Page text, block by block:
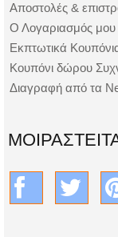
Αποστολές &
Ο Λογαριασμός μου
Εκπτωτικά
Κουπόνι δώρου
Διαγραφή από τα